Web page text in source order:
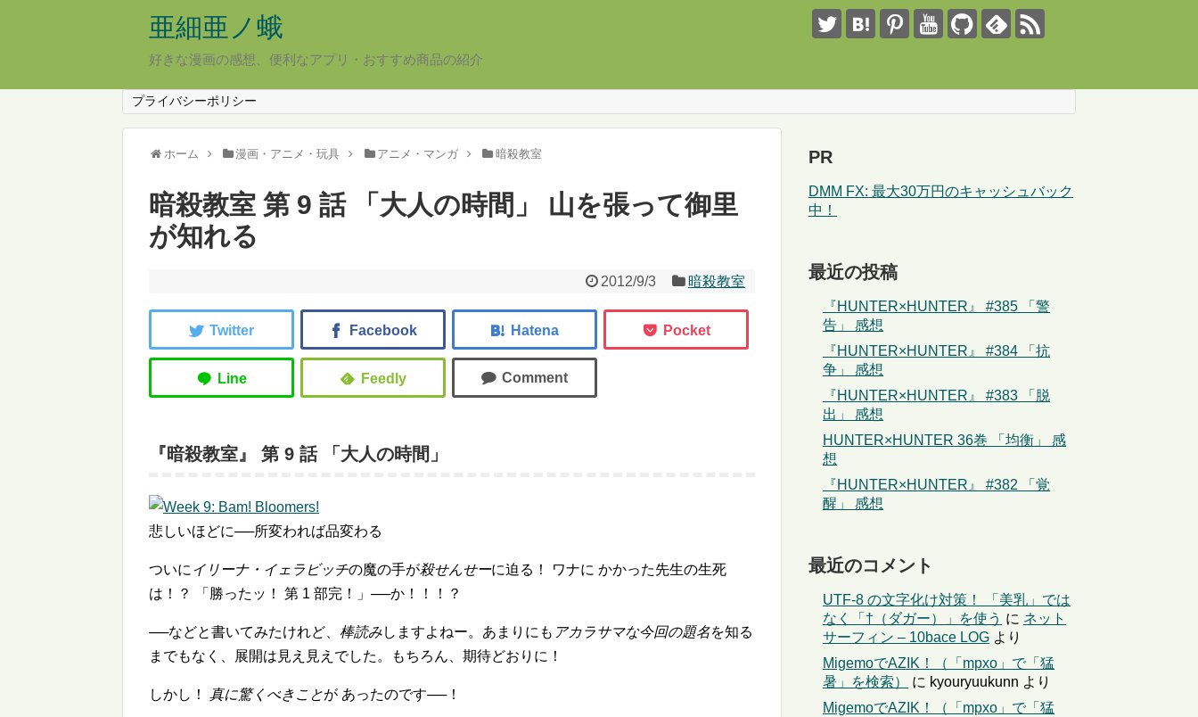
亜細亜ノ蛾
好きな漫画の感想、便利なアプリ・おすすめ商品の紹介
プライバシーポリシー
ホーム 漫画・アニメ・玩具 アニメ・マンガ 暗殺教室
暗殺教室 第 9 話 「大人の時間」 山を張って御里
が知れる
2012/9/3 暗殺教室
『暗殺教室』 第 9 話 「大人の時間」
悲しいほどに──所変われば品変わる
ついに イリーナ・イェラビッチの魔の手が殺せんせーに迫る！ ワナに かかった先生の生死
は！？ 「勝ったッ！ 第 1 部完！」──か！！！？
──などと書いてみたけれど、 棒読みしますよねー。あまりにも アカラサマな今回の題名を知る
までもなく、展開は見え見えでした。もちろん、期待どおりに！
しかし！ 真に驚くべきことが あったのです──！
PR
DMM FX: 最大30万円のキャッシュバック
中！
最近の投稿
『HUNTER×HUNTER』 #385 「警
告」 感想
『HUNTER×HUNTER』 #384 「抗
争」 感想
『HUNTER×HUNTER』 #383 「脱
出」 感想
HUNTER×HUNTER 36巻 「均衡」 感
想
『HUNTER×HUNTER』 #382 「覚
醒」 感想
最近のコメント
UTF-8 の文字化け対策！ 「美乳」では
なく「†（ダガー）」を使う に ネット
サーフィン – 10bace LOG より
MigemoでAZIK！（「mpxo」で「猛
暑」を検索）
に kyouryuukunn より
MigemoでAZIK！（「mpxo」で「猛